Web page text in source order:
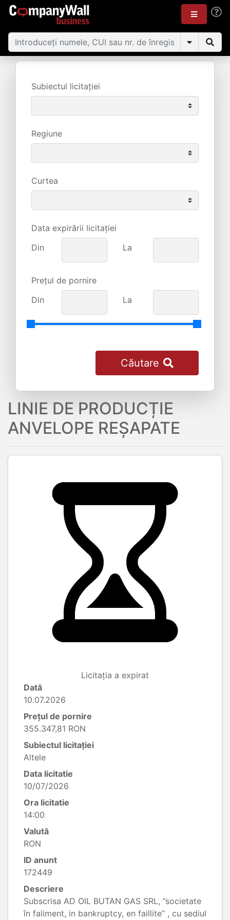
Subiectul licitației
Regiune
Curtea
Data expirării licitației
Din
La
Prețul de pornire
Din
La
Căutare
LINIE DE PRODUCȚIE
ANVELOPE REȘAPATE
Licitația a expirat
Dată
10.07.2026
Prețul de pornire
355.347,81 RON
Subiectul licitației
Altele
Data licitatie
10/07/2026
Ora licitatie
14:00
Valută
RON
ID anunt
172449
Descriere
Subscrisa AD OIL BUTAN GAS SRL, ”societate
în faliment, in bankruptcy, en faillite” , cu sediul